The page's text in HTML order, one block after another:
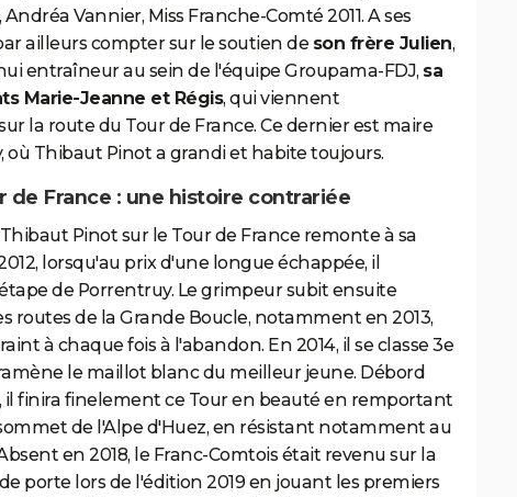
Vannier, Miss Franche-Comté 2011. A ses
ailleurs compter sur le soutien de son frère Julien,
entraîneur au sein de l'équipe Groupama-FDJ, sa
Marie-Jeanne et Régis, qui viennent
la route du Tour de France. Ce dernier est maire
où Thibaut Pinot a grandi et habite toujours.
de France : une histoire contrariée
Pinot sur le Tour de France remonte à sa
lorsqu'au prix d'une longue échappée, il
de Porrentruy. Le grimpeur subit ensuite
routes de la Grande Boucle, notamment en 2013,
à chaque fois à l'abandon. En 2014, il se classe 3e
le maillot blanc du meilleur jeune. Débord
il finira finelement ce Tour en beauté en remportant
de l'Alpe d'Huez, en résistant notamment au
en 2018, le Franc-Comtois était revenu sur la
porte lors de l'édition 2019 en jouant les premiers